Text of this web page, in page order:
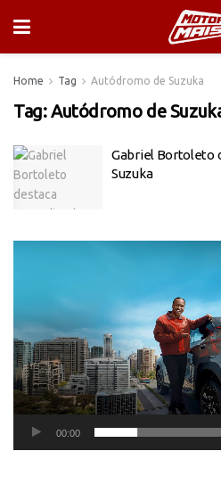
Home Tag Autódromo de Suzuka
Tag:Autódromo de
Gabriel Bortoleto
Suzuka
00:00